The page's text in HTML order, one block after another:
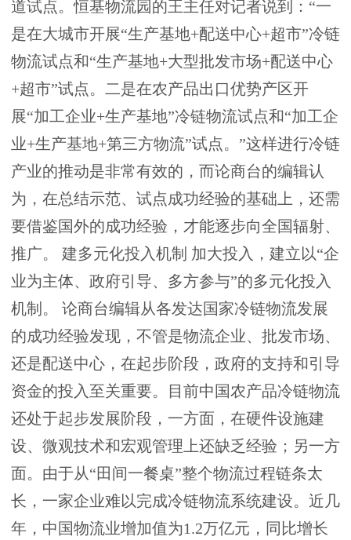
道试点。恒基物流园的王主任对记者说到：“一
是在大城市开展“生产基地+配送中心+超市”冷链
物流试点和“生产基地+大型批发市场+配送中心
+超市”试点。二是在农产品出口优势产区开
展“加工企业+生产基地”冷链物流试点和“加工企
业+生产基地+第三方物流”试点。”这样进行冷链
产业的推动是非常有效的，而论商台的编辑认
为，在总结示范、试点成功经验的基础上，还需
要借鉴国外的成功经验，才能逐步向全国辐射、
推广。 建多元化投入机制 加大投入，建立以“企
业为主体、政府引导、多方参与”的多元化投入
机制。 论商台编辑从各发达国家冷链物流发展
的成功经验发现，不管是物流企业、批发市场、
还是配送中心，在起步阶段，政府的支持和引导
资金的投入至关重要。目前中国农产品冷链物流
还处于起步发展阶段，一方面，在硬件设施建
设、微观技术和宏观管理上还缺乏经验；另一方
面。由于从“田间一餐桌”整个物流过程链条太
长，一家企业难以完成冷链物流系统建设。近几
年，中国物流业增加值为1.2万亿元，同比增长